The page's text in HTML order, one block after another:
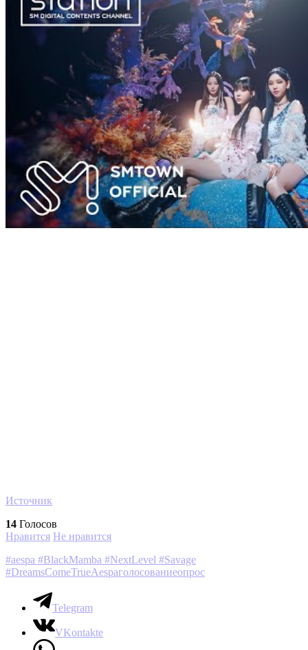
Источник
14 Голосов
Нравится Не нравится
#aespa #BlackMamba #NextLevel #Savage
#DreamsComeTrueAespaголосованиеопрос
Telegram
VKontakte